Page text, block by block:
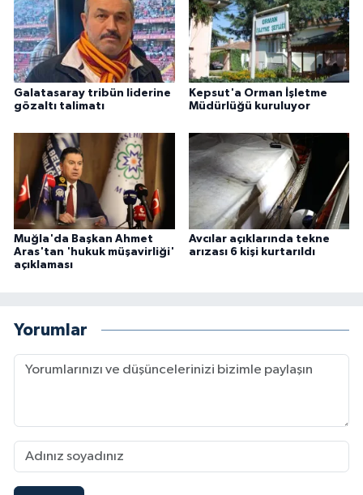
Galatasaray tribün liderine
gözaltı talimatı
Kepsut'a Orman İşletme
Müdürlüğü kuruluyor
Muğla'da Başkan Ahmet
Aras'tan 'hukuk müşavirliği'
açıklaması
Avcılar açıklarında tekne
arızası 6 kişi kurtarıldı
Yorumlar